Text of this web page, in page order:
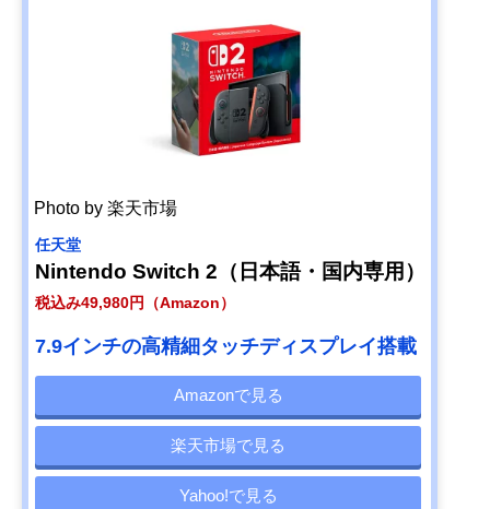
Photo by 楽天市場
任天堂
Nintendo Switch 2（日本語・国内専用）
税込み49,980円（Amazon）
7.9インチの高精細タッチディスプレイ搭載
Amazonで見る
楽天市場で見る
Yahoo!で見る